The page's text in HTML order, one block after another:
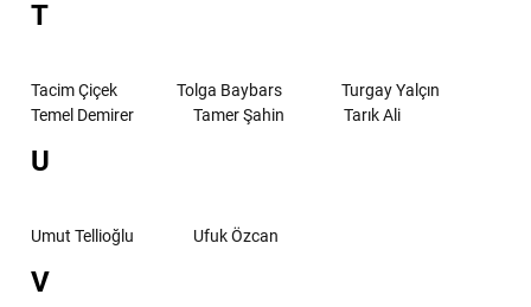
T
Tacim Çiçek Tolga Baybars
Turgay Yalçın
Temel Demirer
Tamer Şahin Tarık Ali
U
Umut Tellioğlu Ufuk Özcan
V